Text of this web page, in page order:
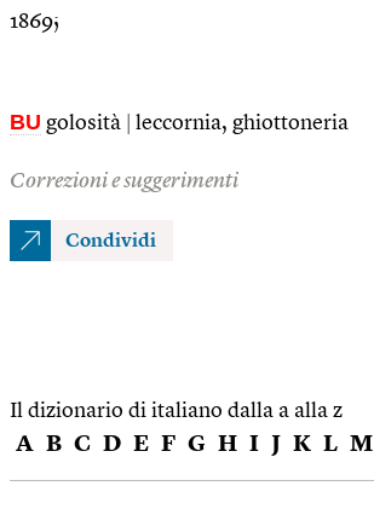
1869;
BU golosità leccornia, ghiottoneria
Correzioni e suggerimenti
Condividi
Il dizionario di italiano dalla a alla z
A B C D E F G H I J K L M